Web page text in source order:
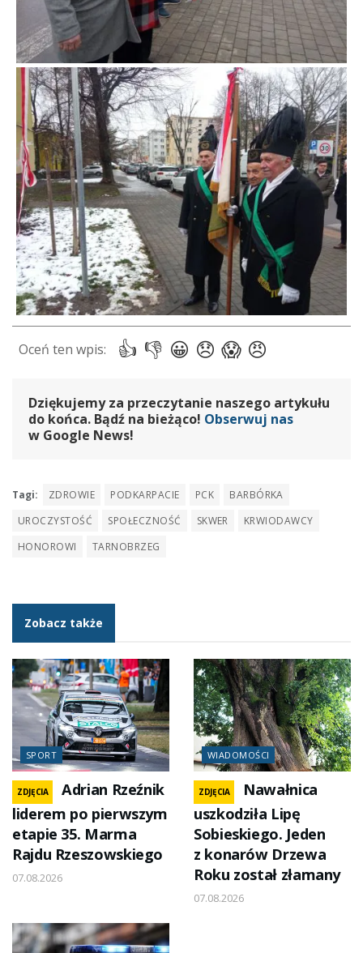
Dziękujemy za przeczytanie naszego artykułu
do końca. Bądź na bieżąco! Obserwuj nas
w Google News!
Tagi: ZDROWIE PODKARPACIE PCK
BARBÓRKA
UROCZYSTOŚĆ
SPOŁECZNOŚĆ SKWER
KRWIODAWCY
HONOROWI
TARNOBRZEG
Zobacz także
SPORT
ZDJĘCIA
Adrian Rzeźnik
liderem po pierwszym
etapie 35. Marma
Rajdu Rzeszowskiego
07.08.2026
WIADOMOŚCI
ZDJĘCIA
Nawałnica
uszkodziła Lipę
Sobieskiego. Jeden
z konarów Drzewa
Roku został złamany
07.08.2026